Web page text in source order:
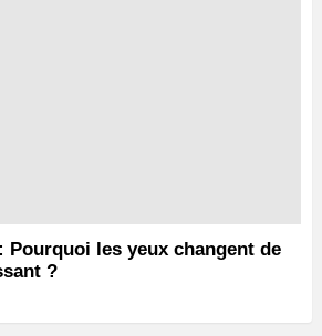
les yeux changent de
?